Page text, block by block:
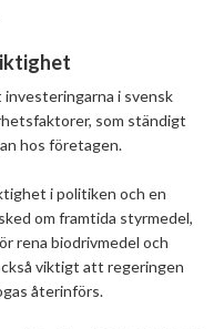
i svensk
som ständigt
hos företagen.
i politiken och en
om framtida styrmedel,
rena biodrivmedel och
viktigt att regeringen
återinförs.